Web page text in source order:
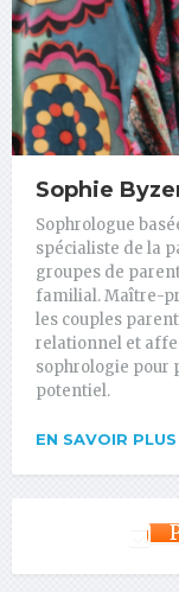
Sophie
Sophrologue
spécialiste de la
groupes de
familial. Maître-
les couples
relationnel et
sophrologie pour
potentiel.
EN SAVOIR PLUS